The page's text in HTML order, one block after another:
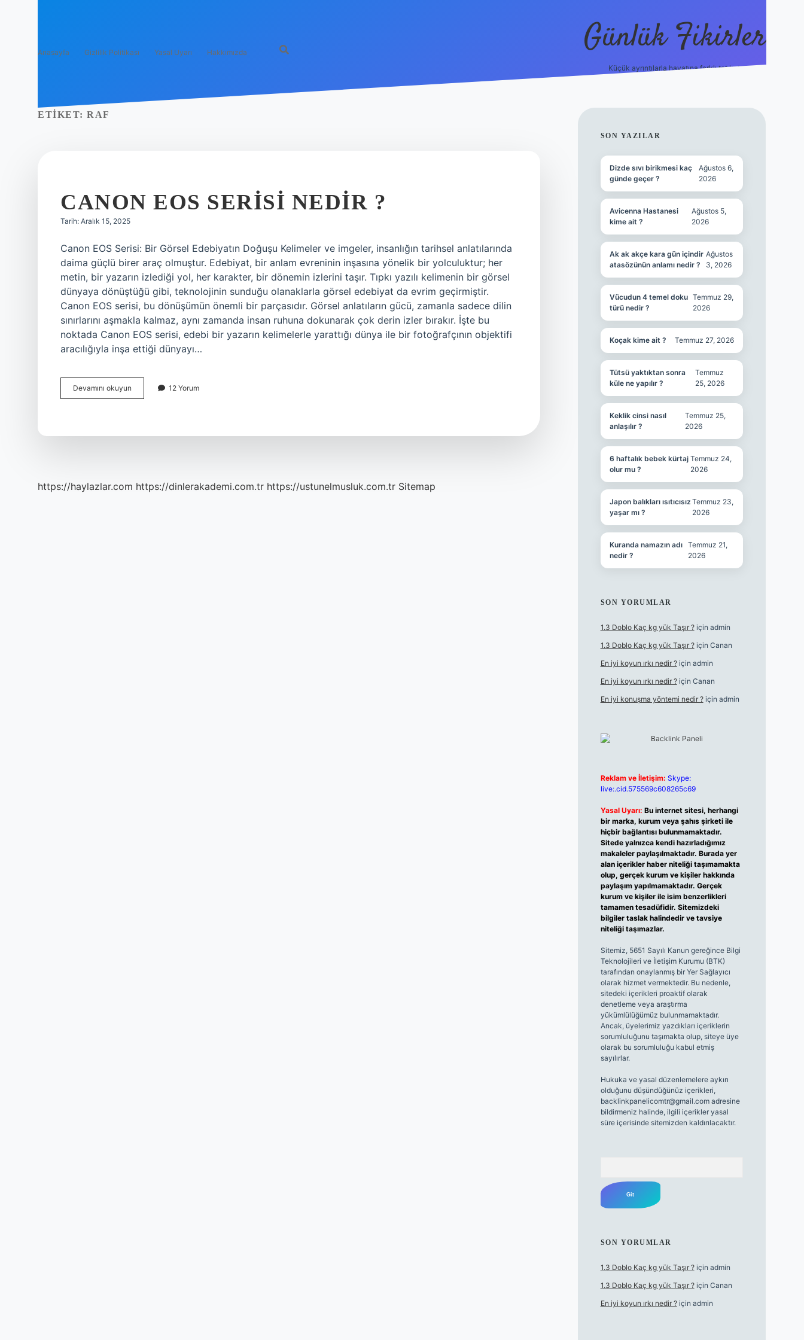
Anasayfa Gizlilik Politikası Yasal Uyarı Hakkımızda Günlük Fikirler
Küçük ayrıntılarla hayatına farklı tat kat.
ETIKET: RAF
CANON EOS SERISI NEDIR ?
Tarih: Aralık 15, 2025
Canon EOS Serisi: Bir Görsel Edebiyatın Doğuşu Kelimeler ve imgeler, insanlığın tarihsel anlatılarında
daima güçlü birer araç olmuştur. Edebiyat, bir anlam evreninin inşasına yönelik bir yolculuktur; her
metin, bir yazarın izlediği yol, her karakter, bir dönemin izlerini taşır. Tıpkı yazılı kelimenin bir görsel
dünyaya dönüştüğü gibi, teknolojinin sunduğu olanaklarla görsel edebiyat da evrim geçirmiştir.
Canon EOS serisi, bu dönüşümün önemli bir parçasıdır. Görsel anlatıların gücü, zamanla sadece dilin
sınırlarını aşmakla kalmaz, aynı zamanda insan ruhuna dokunarak çok derin izler bırakır. İşte bu
noktada Canon EOS serisi, edebi bir yazarın kelimelerle yarattığı dünya ile bir fotoğrafçının objektifi
aracılığıyla inşa ettiği dünyayı…
Devamını okuyun
EOS
12 Yorum
https://haylazlar.com https://dinlerakademi.com.tr https://ustunelmusluk.com.tr Sitemap
SIDEBAR
SON YAZILAR
Dizde sıvı birikmesi kaç
günde geçer ?
Ağustos 6,
2026
Avicenna Hastanesi
kime ait ?
Ağustos 5,
2026
Ak ak akçe kara gün içindir
atasözünün anlamı nedir ?
Ağustos
3, 2026
Vücudun 4 temel doku
türü nedir ?
Temmuz 29,
2026
Koçak kime ait ? Temmuz 27, 2026
Tütsü yaktıktan sonra
küle ne yapılır ?
Temmuz
25, 2026
Keklik cinsi nasıl
anlaşılır ?
Temmuz 25,
2026
6 haftalık bebek kürtaj
olur mu ?
Temmuz 24,
2026
Japon balıkları ısıtıcısız
yaşar mı ?
Temmuz 23,
2026
Kuranda namazın adı
nedir ?
Temmuz 21,
2026
SON YORUMLAR
1.3 Doblo Kaç kg yük Taşır ?için admin
1.3 Doblo Kaç kg yük Taşır ?için Canan
En iyi koyun ırkı nedir ?için admin
En iyi koyun ırkı nedir ?için Canan
En iyi konuşma yöntemi nedir ?için admin
Reklam ve İletişim: Skype:
live:.cid.575569c608265c69
Yasal Uyarı: Bu internet sitesi, herhangi
bir marka, kurum veya şahıs şirketi ile
hiçbir bağlantısı bulunmamaktadır.
Sitede yalnızca kendi hazırladığımız
makaleler paylaşılmaktadır. Burada yer
alan içerikler haber niteliği taşımamakta
olup, gerçek kurum ve kişiler hakkında
paylaşım yapılmamaktadır. Gerçek
kurum ve kişiler ile isim benzerlikleri
tamamen tesadüfidir. Sitemizdeki
bilgiler taslak halindedir ve tavsiye
niteliği taşımazlar.
Sitemiz, 5651 Sayılı Kanun gereğince Bilgi
Teknolojileri ve İletişim Kurumu (BTK)
tarafından onaylanmış bir Yer Sağlayıcı
olarak hizmet vermektedir. Bu nedenle,
sitedeki içerikleri proaktif olarak
denetleme veya araştırma
yükümlülüğümüz bulunmamaktadır.
Ancak, üyelerimiz yazdıkları içeriklerin
sorumluluğunu taşımakta olup, siteye üye
olarak bu sorumluluğu kabul etmiş
sayılırlar.
Hukuka ve yasal düzenlemelere aykırı
olduğunu düşündüğünüz içerikleri,
backlinkpanelicomtr@gmail.comadresine
bildirmeniz halinde, ilgili içerikler yasal
süre içerisinde sitemizden kaldırılacaktır.
SON YORUMLAR
1.3 Doblo Kaç kg yük Taşır ?için admin
1.3 Doblo Kaç kg yük Taşır ?için Canan
En iyi koyun ırkı nedir ?için admin
ilbet yeni